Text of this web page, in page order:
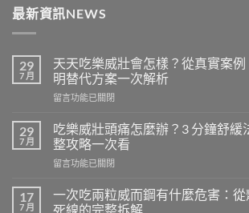
最新資訊NEWS
29
7 月
天天吃樂威壯會怎樣？從真實案
明替代方案一次解析
在
天
吃
樂
威
會
怎
留言功能已關閉
29
7 月
吃樂威壯頭痛怎麼辦？3 分鐘舒緩
整攻略一次看
在
威
留言功能已關閉
17
7 月
一次吃兩粒威而鋼有什麼危害：
死線的完整拆解